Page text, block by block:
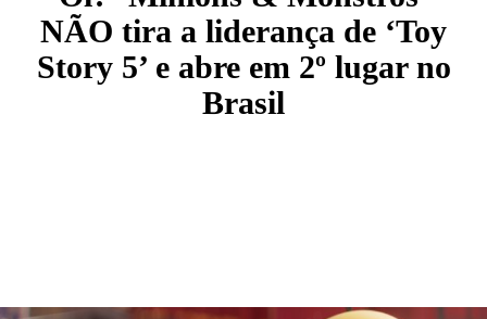
NÃO tira a liderança de ‘Toy
Story 5’ e abre em 2º lugar no
Brasil